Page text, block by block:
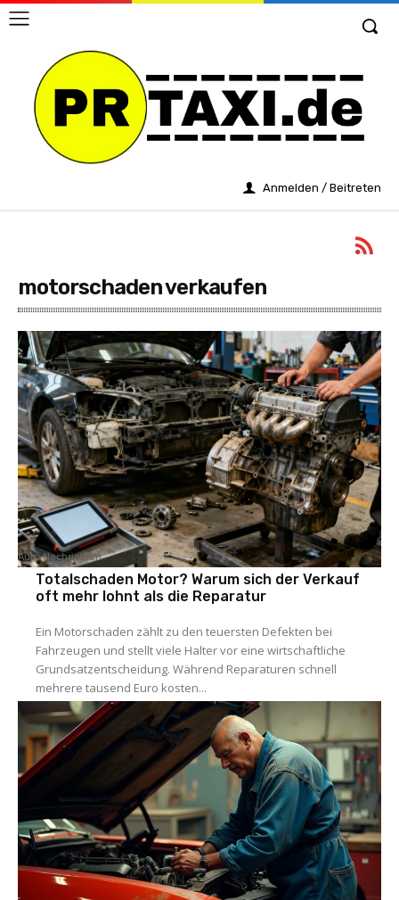
Anmelden / Beitreten
motorschaden verkaufen
Auto Nachrichten
Totalschaden Motor? Warum sich der Verkauf
oft mehr lohnt als die Reparatur
Ein Motorschaden zählt zu den teuersten Defekten bei
Fahrzeugen und stellt viele Halter vor eine wirtschaftliche
Grundsatzentscheidung. Während Reparaturen schnell
mehrere tausend Euro kosten...